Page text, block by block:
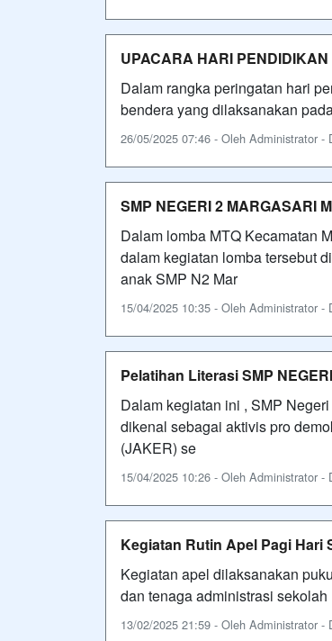
UPACARA HARI
Dalam rangka peringatan hari
bendera yang dilaksanakan
26/05/2025 07:46 - Oleh Administrator -
SMP NEGERI 2 MARGASARI
Dalam lomba MTQ Kecamatan
dalam kegiatan lomba tersebut
anak SMP N2 Mar
15/04/2025 10:35 - Oleh Administrator -
Pelatihan Literasi SMP
Dalam kegiatan ini , SMP
dikenal sebagai aktivis pro
(JAKER) se
15/04/2025 10:26 - Oleh Administrator -
Kegiatan Rutin Apel Pagi Hari
Kegiatan apel dilaksanakan
dan tenaga administrasi sekolah
13/02/2025 21:59 - Oleh Administrator -